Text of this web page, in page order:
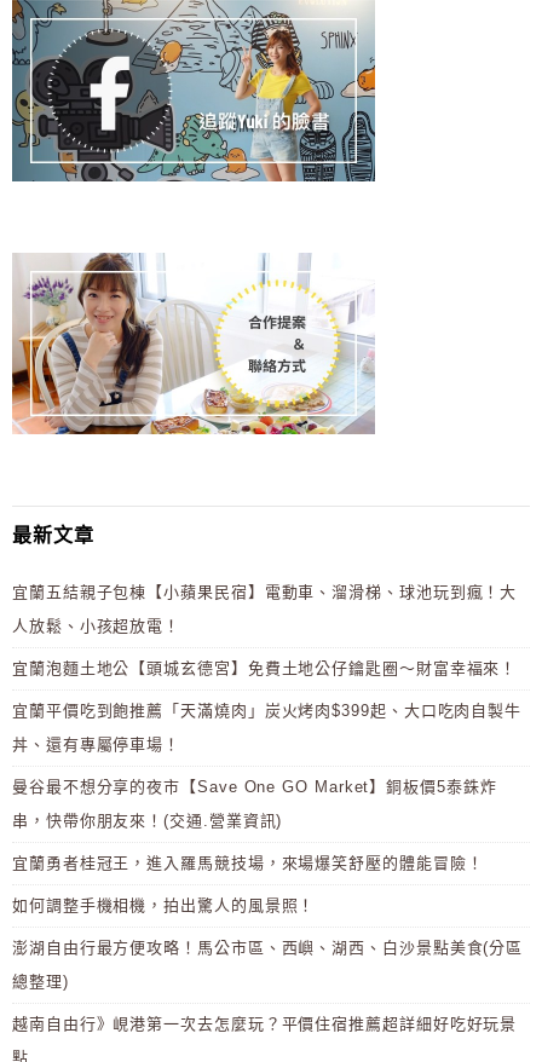
最新文章
宜蘭五結親子包棟【小蘋果民宿】電動車、溜滑梯、球池玩到瘋！大
人放鬆、小孩超放電！
宜蘭泡麵土地公【頭城玄德宮】免費土地公仔鑰匙圈～財富幸福來！
宜蘭平價吃到飽推薦「天滿燒肉」炭火烤肉$399起、大口吃肉自製牛
丼、還有專屬停車場！
曼谷最不想分享的夜市【Save One GO Market】銅板價5泰銖炸
串，快帶你朋友來！(交通.營業資訊)
宜蘭勇者桂冠王，進入羅馬競技場，來場爆笑舒壓的體能冒險！
如何調整手機相機，拍出驚人的風景照！
澎湖自由行最方便攻略！馬公市區、西嶼、湖西、白沙景點美食(分區
總整理)
越南自由行》峴港第一次去怎麼玩？平價住宿推薦超詳細好吃好玩景
點